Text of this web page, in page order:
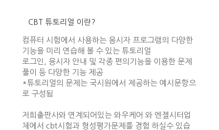
CBT 튜토리얼 이란?
컴퓨터 시험에서 사용하는 응시자 프로그램의 다양한
기능을 미리 연습해 볼 수 있는 튜토리얼
로그인, 응시자 안내 및 각종 편의기능을 이용한 문제
풀이 등 다양한 기능 제공
*튜토리얼의 문제는 국시원에서 제공하는 예시문항으
로 구성됨
저희출판사와 연계되어있는 와우케어 와 엔젤시터업
체에서 cbt시험과 형성평가문제를 경험 하실수 있습